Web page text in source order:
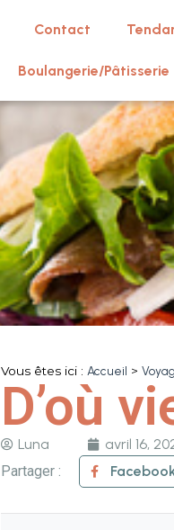
Contact
Boulangerie/Pâtisserie
Vous êtes ici : Accueil >
D’où
Luna
avril 16,
Partager :